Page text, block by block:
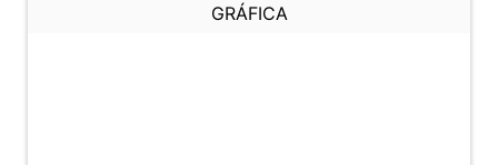
GRÁFICA